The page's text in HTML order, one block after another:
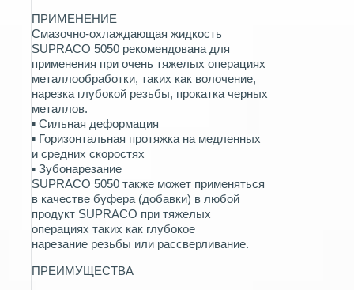
ПРИМЕНЕНИЕ
Смазочно-охлаждающая жидкость
SUPRACO 5050 рекомендована для
применения при очень тяжелых операциях
металлообработки, таких как волочение,
нарезка глубокой резьбы, прокатка черных
металлов.
▪ Сильная деформация
▪ Горизонтальная протяжка на медленных
и средних скоростях
▪ Зубонарезание
SUPRACO 5050 также может применяться
в качестве буфера (добавки) в любой
продукт SUPRACO при тяжелых
операциях таких как глубокое
нарезание резьбы или рассверливание.
ПРЕИМУЩЕСТВА